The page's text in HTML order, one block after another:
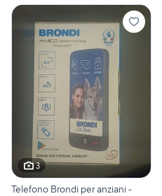
3
Telefono Brondi per anziani -